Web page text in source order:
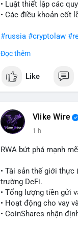
động. Tránh vội vàng
stop-loss hợp lý
#981btc #mempoolbtc
• Luật thiết lập các
• Các điều khoản cốt
#russia #cryptolaw
$btc $eth
#vlikevn #titanbot
Đọc thêm
Like
Vlike Wire
1 h
RWA bứt phá mạnh
• Tài sản thế giới
trường DeFi.
• Tổng lượng tiền gửi
• Hoạt động cho vay
• CoinShares nhận